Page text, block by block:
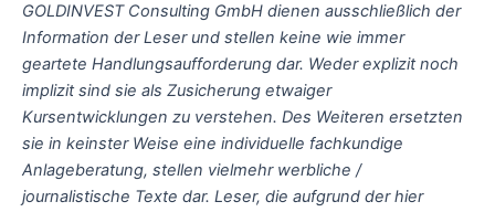
GOLDINVEST Consulting GmbH dienen ausschließlich der
Information der Leser und stellen keine wie immer
geartete Handlungsaufforderung dar. Weder explizit noch
implizit sind sie als Zusicherung etwaiger
Kursentwicklungen zu verstehen. Des Weiteren ersetzten
sie in keinster Weise eine individuelle fachkundige
Anlageberatung, stellen vielmehr werbliche /
journalistische Texte dar. Leser, die aufgrund der hier